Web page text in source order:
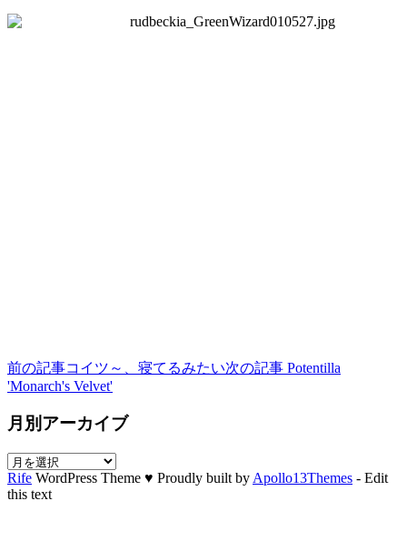
前の記事コイツ～、寝てるみたい次の記事 Potentilla
'Monarch's Velvet'
月別アーカイブ
月
別
ア
Rife WordPress Theme ♥ Proudly built by Apollo13Themes - Edit
this text